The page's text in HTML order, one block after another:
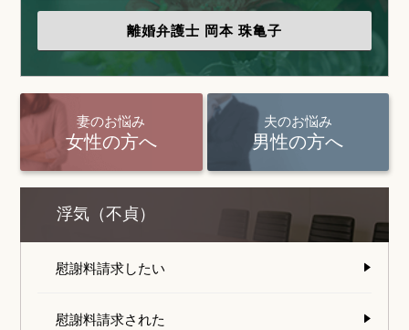
離婚弁護士 岡本 珠亀子
妻のお悩み
女性の方へ
夫のお悩み
男性の方へ
浮気（不貞）
慰謝料請求したい
慰謝料請求された